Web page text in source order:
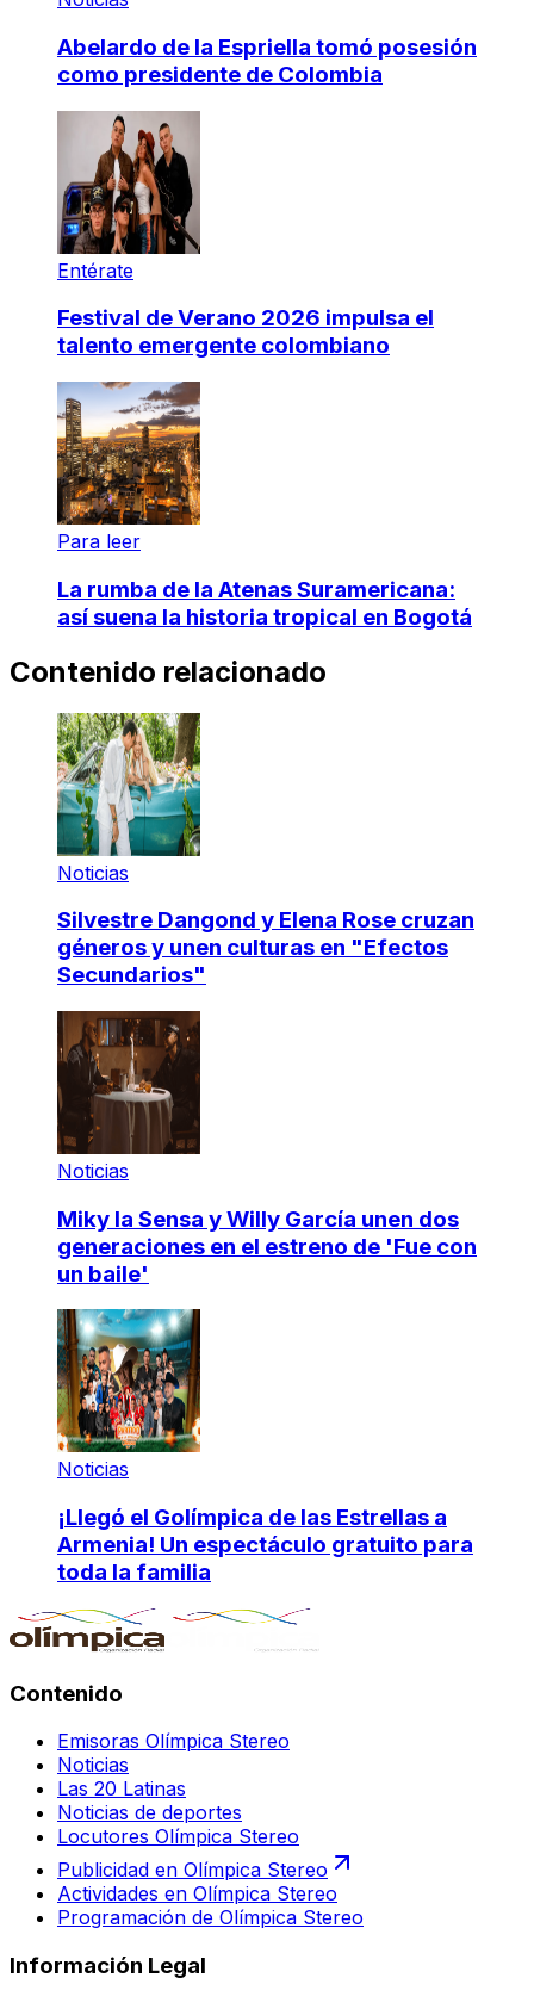
Abelardo de la Espriella tomó posesión
como presidente de Colombia
Entérate
Festival de Verano 2026 impulsa el
talento emergente colombiano
Para leer
La rumba de la Atenas Suramericana:
así suena la historia tropical en Bogotá
Contenido relacionado
Noticias
Silvestre Dangond y Elena Rose cruzan
géneros y unen culturas en "Efectos
Secundarios"
Noticias
Miky la Sensa y Willy García unen dos
generaciones en el estreno de 'Fue con
un baile'
Noticias
¡Llegó el Golímpica de las Estrellas a
Armenia! Un espectáculo gratuito para
toda la familia
Contenido
Emisoras Olímpica Stereo
Noticias
Las 20 Latinas
Noticias de deportes
Locutores Olímpica Stereo
Publicidad en Olímpica Stereo
Actividades en Olímpica Stereo
Programación de Olímpica Stereo
Información Legal